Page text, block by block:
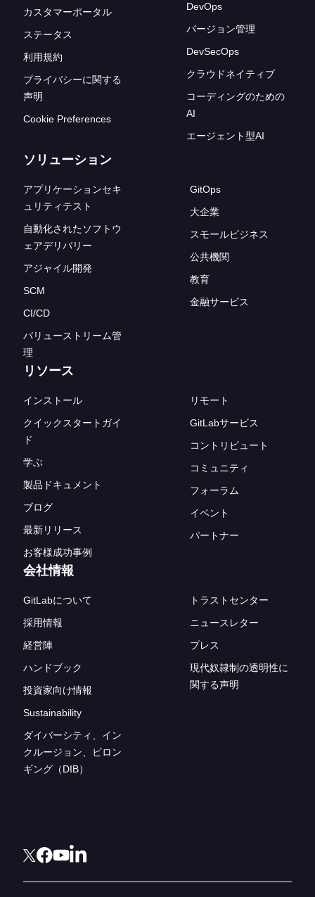
カスタマーポータル
ステータス
利用規約
プライバシーに関する
声明
Cookie Preferences
DevOps
バージョン管理
DevSecOps
クラウドネイティブ
コーディングのための
AI
エージェント型AI
ソリューション
アプリケーションセキ
ュリティテスト
自動化されたソフトウ
ェアデリバリー
アジャイル開発
SCM
CI/CD
バリューストリーム管
理
GitOps
大企業
スモールビジネス
公共機関
教育
金融サービス
リソース
インストール
クイックスタートガイ
ド
学ぶ
製品ドキュメント
ブログ
最新リリース
お客様成功事例
リモート
GitLabサービス
コントリビュート
コミュニティ
フォーラム
イベント
パートナー
会社情報
GitLabについて
採用情報
経営陣
ハンドブック
投資家向け情報
Sustainability
ダイバーシティ、イン
クルージョン、ビロン
ギング（DIB）
トラストセンター
ニュースレター
プレス
現代奴隷制の透明性に
関する声明